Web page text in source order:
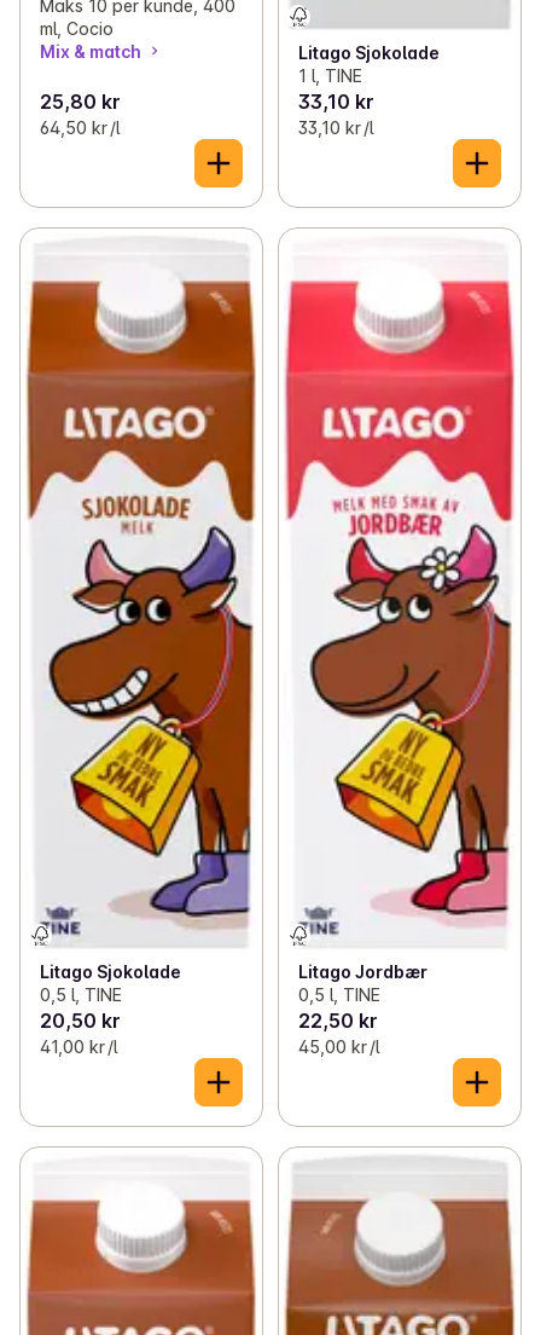
Maks 10 per kunde, 400
ml, Cocio
Mix & match
25,80 kr
64,50 kr /l
Litago Sjokolade
1 l, TINE
33,10 kr
33,10 kr /l
Litago Sjokolade
0,5 l, TINE
20,50 kr
41,00 kr /l
Litago Jordbær
0,5 l, TINE
22,50 kr
45,00 kr /l